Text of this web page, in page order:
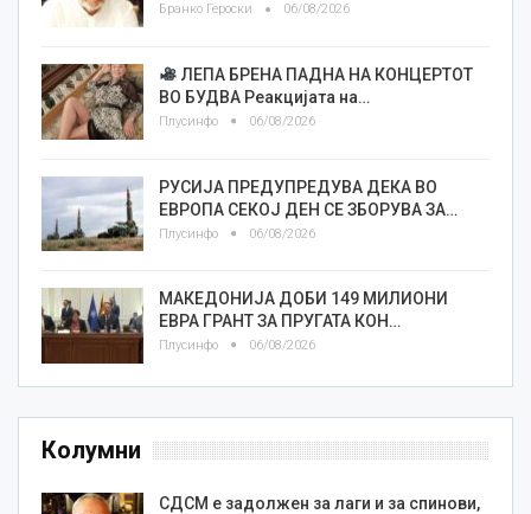
Бранко Героски 06/08/2026
ЛЕПА БРЕНА ПАДНА НА КОНЦЕРТОТ
ВО БУДВА Реакцијата на…
Плусинфо 06/08/2026
РУСИЈА ПРЕДУПРЕДУВА ДЕКА ВО
ЕВРОПА СЕКОЈ ДЕН СЕ ЗБОРУВА ЗА…
Плусинфо 06/08/2026
МАКЕДОНИЈА ДОБИ 149 МИЛИОНИ
ЕВРА ГРАНТ ЗА ПРУГАТА КОН…
Плусинфо 06/08/2026
Колумни
СДСМ е задолжен за лаги и за спинови,